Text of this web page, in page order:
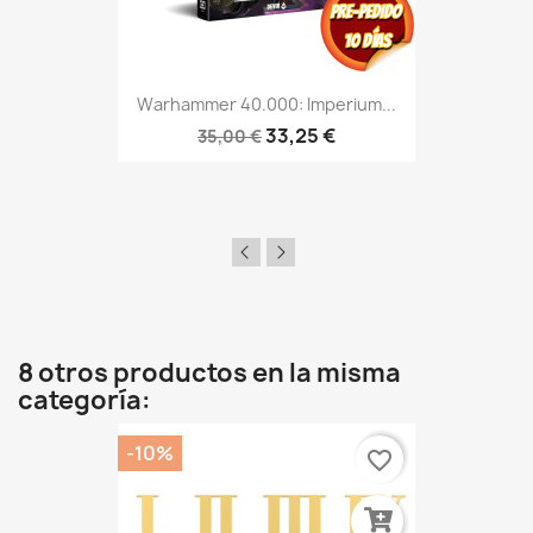
Warhammer 40.000: Imperium...
35,00 €33,25 €
8 otros productos en la misma
categoría:
-10% favorite_border